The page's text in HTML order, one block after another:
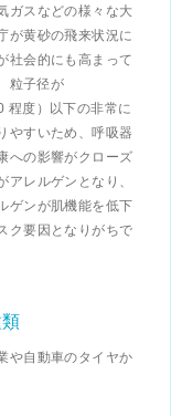
ガスなどの様々な大
が黄砂の飛来状況に
社会的にも高まって
粒子径が
程度）以下の非常に
やすいため、呼吸器
への影響がクローズ
レルゲンとなり、
ゲンが肌機能を低下
ク要因となりがちで
自動車のタイヤか